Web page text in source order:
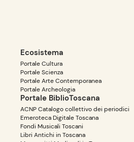
Ecosistema
Portale Cultura
Portale Scienza
Portale Arte Contemporanea
Portale Archeologia
Portale BiblioToscana
ACNP Catalogo collettivo dei periodici
Emeroteca Digitale Toscana
Fondi Musicali Toscani
Libri Antichi in Toscana